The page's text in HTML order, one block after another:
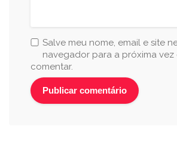
Salve meu nome, email e site
navegador para a próxima vez
comentar.